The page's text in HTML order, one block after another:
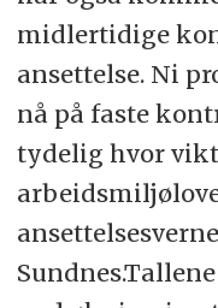
midlertidige
ansettelse. Ni
nå på faste
tydelig hvor